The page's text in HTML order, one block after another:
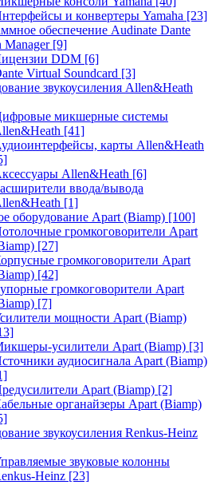
и конвертеры Yamaha [23]
обеспечение Audinate Dante
Manager [9]
DDM [6]
Virtual Soundcard [3]
звукоусиления Allen&Heath
микшерные системы
[41]
карты Allen&Heath
Allen&Heath [6]
ввода/вывода
[1]
оборудование Apart (Biamp) [100]
громкоговорители Apart
[27]
громкоговорители Apart
[42]
громкоговорители Apart
[7]
мощности Apart (Biamp)
усилители Apart (Biamp) [3]
аудиосигнала Apart (Biamp)
Apart (Biamp) [2]
органайзеры Apart (Biamp)
звукоусиления Renkus-Heinz
звуковые колонны
Heinz [23]